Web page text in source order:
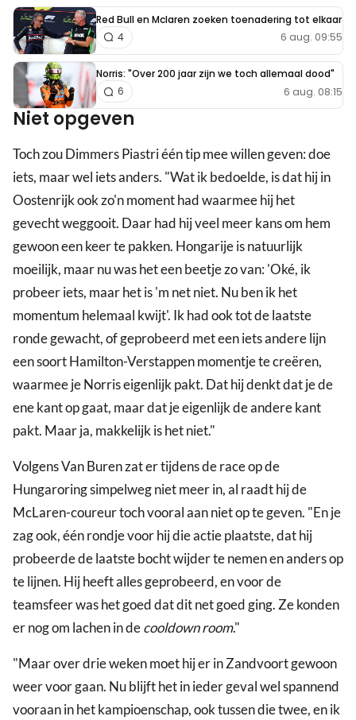
Red Bull en Mclaren zoeken toenadering tot elkaar
6 aug. 09:55
4
Norris: "Over 200 jaar zijn we toch allemaal dood"
6 aug. 08:15
6
Niet opgeven
Toch zou Dimmers Piastri één tip mee willen geven: doe
iets, maar wel iets anders. "Wat ik bedoelde, is dat hij in
Oostenrijk ook zo'n moment had waarmee hij het
gevecht weggooit. Daar had hij veel meer kans om hem
gewoon een keer te pakken. Hongarije is natuurlijk
moeilijk, maar nu was het een beetje zo van: 'Oké, ik
probeer iets, maar het is 'm net niet. Nu ben ik het
momentum helemaal kwijt'. Ik had ook tot de laatste
ronde gewacht, of geprobeerd met een iets andere lijn
een soort Hamilton-Verstappen momentje te creëren,
waarmee je Norris eigenlijk pakt. Dat hij denkt dat je de
ene kant op gaat, maar dat je eigenlijk de andere kant
pakt. Maar ja, makkelijk is het niet."
Volgens Van Buren zat er tijdens de race op de
Hungaroring simpelweg niet meer in, al raadt hij de
McLaren-coureur toch vooral aan niet op te geven. "En je
zag ook, één rondje voor hij die actie plaatste, dat hij
probeerde de laatste bocht wijder te nemen en anders op
te lijnen. Hij heeft alles geprobeerd, en voor de
teamsfeer was het goed dat dit net goed ging. Ze konden
er nog om lachen in decooldownroom."
"Maar over drie weken moet hij er in Zandvoort gewoon
weer voor gaan. Nu blijft het in ieder geval wel spannend
vooraan in het kampioenschap, ook tussen die twee, en ik